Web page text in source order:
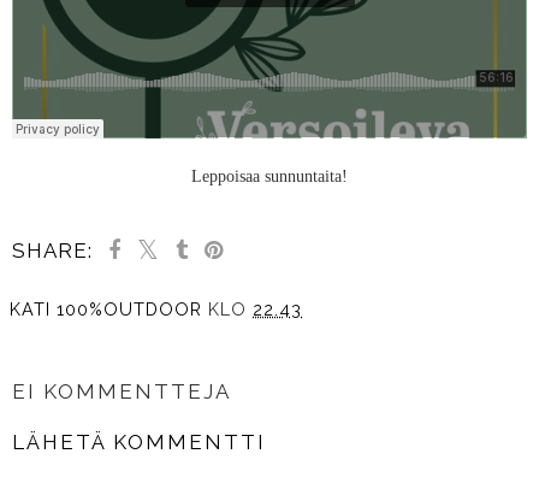
Leppoisaa sunnuntaita!
SHARE:
KATI 100%OUTDOOR KLO 22.43
EI KOMMENTTEJA
LÄHETÄ KOMMENTTI